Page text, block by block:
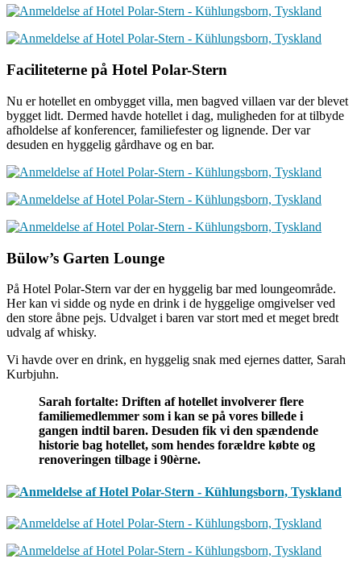
Faciliteterne på Hotel Polar-Stern
Nu er hotellet en ombygget villa, men bagved villaen var der blevet
bygget lidt. Dermed havde hotellet i dag, muligheden for at tilbyde
afholdelse af konferencer, familiefester og lignende. Der var
desuden en hyggelig gårdhave og en bar.
Bülow’s Garten Lounge
På Hotel Polar-Stern var der en hyggelig bar med loungeområde.
Her kan vi sidde og nyde en drink i de hyggelige omgivelser ved
den store åbne pejs. Udvalget i baren var stort med et meget bredt
udvalg af whisky.
Vi havde over en drink, en hyggelig snak med ejernes datter, Sarah
Kurbjuhn.
Sarah fortalte: Driften af hotellet involverer flere
familiemedlemmer som i kan se på vores billede i
gangen indtil baren. Desuden fik vi den spændende
historie bag hotellet, som hendes forældre købte og
renoveringen tilbage i 90èrne.